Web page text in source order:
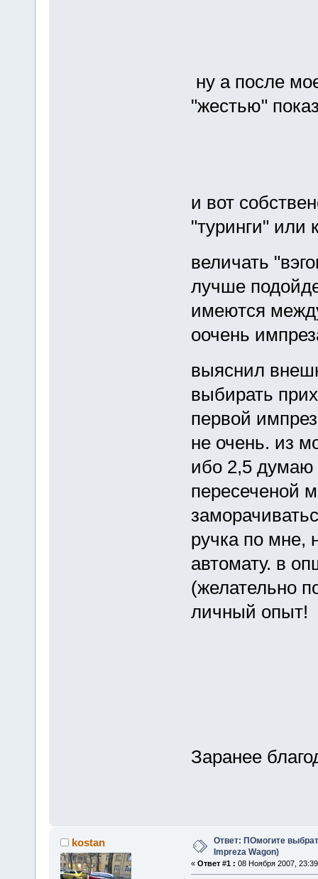
ну а после
"жестью"
и вот
"туринги" или
величать
лучше
имеются
оочень
выяснил
выбирать
первой
не очень. из
ибо 2,5 думаю
пересеченой
ручка по мне,
автомату. в
(желательно
личный опыт!
Заранее
kostan
Ответ: ПОмогите
Impreza Wagon)
« Ответ #1 : 08 Ноября 2007,